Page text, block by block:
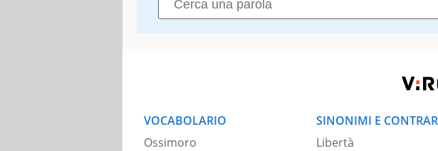
VOCABOLARIO
Ossimoro
SINONIMI E
Libertà